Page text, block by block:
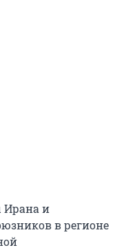
Ирана и
в регионе